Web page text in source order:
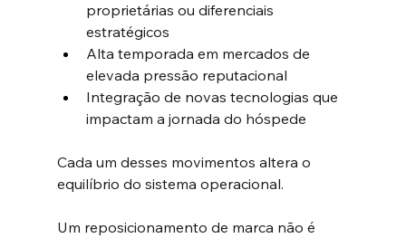
proprietárias ou diferenciais
estratégicos
Alta temporada em mercados de
elevada pressão reputacional
Integração de novas tecnologias que
impactam a jornada do hóspede
Cada um desses movimentos altera o
equilíbrio do sistema operacional.
Um reposicionamento de marca não é